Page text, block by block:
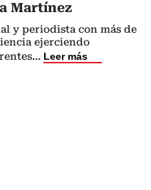
Martínez
y periodista con más de
ejerciendo
... Leer más